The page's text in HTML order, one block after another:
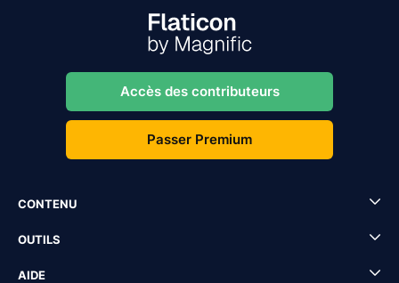
Accès des contributeurs
Passer Premium
CONTENU
OUTILS
AIDE